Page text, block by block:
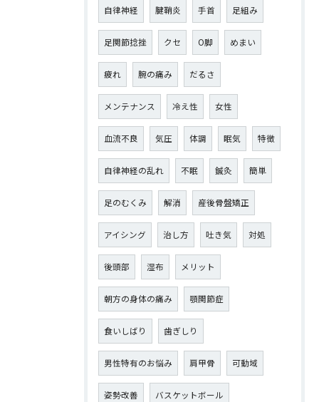
自律神経 腱鞘炎 手首 足組み
足関節捻挫 クセ O脚 めまい
疲れ 腕の痛み だるさ
メンテナンス 冷え性 女性
血流不良 気圧 体調 眠気 特徴
自律神経の乱れ 不眠 鍼灸 簡単
足のむくみ 解消 産後骨盤矯正
アイシング 治し方 吐き気 対処
後頭部 湿布 メリット
朝方の身体の痛み 顎関節症
食いしばり 歯ぎしり
男性特有のお悩み 肩甲骨 可動域
姿勢改善 バスケットボール